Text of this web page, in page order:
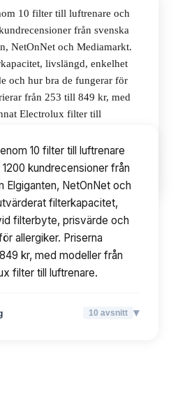
10 filter till luftrenare och
från svenska
NetOnNet och Mediamarkt.
livslängd, enkelhet
och hur bra de fungerar för
från 253 till 849 kr, med
Electrolux filter till
10avsnitt
10 filter till luftrenare
kundrecensioner från
Elgiganten, NetOnNet och
filterkapacitet,
filterbyte, prisvärde och
allergiker. Priserna
kr, med modeller från
filter till luftrenare.
10 avsnitt ▾